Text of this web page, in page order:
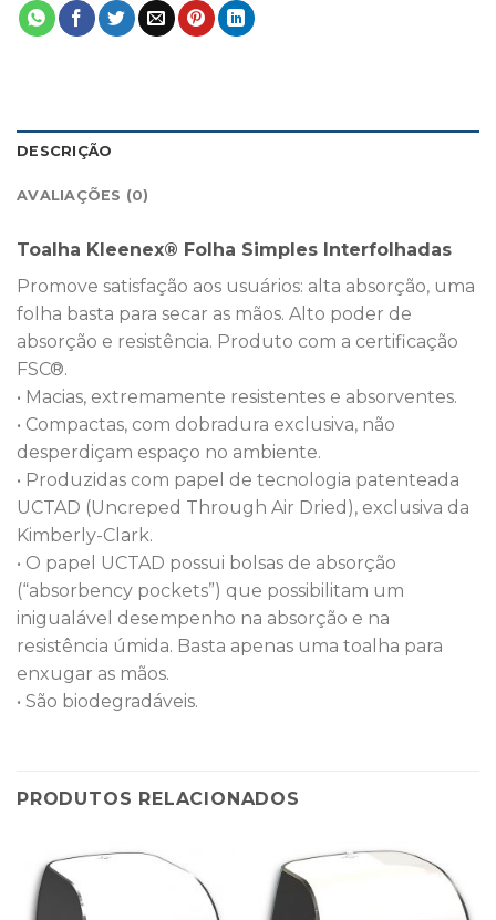
DESCRIÇÃO
AVALIAÇÕES (0)
Toalha Kleenex® Folha Simples Interfolhadas
Promove satisfação aos usuários: alta absorção, uma
folha basta para secar as mãos. Alto poder de
absorção e resistência. Produto com a certificação
FSC®.
• Macias, extremamente resistentes e absorventes.
• Compactas, com dobradura exclusiva, não
desperdiçam espaço no ambiente.
• Produzidas com papel de tecnologia patenteada
UCTAD (Uncreped Through Air Dried), exclusiva da
Kimberly-Clark.
• O papel UCTAD possui bolsas de absorção
(“absorbency pockets”) que possibilitam um
inigualável desempenho na absorção e na
resistência úmida. Basta apenas uma toalha para
enxugar as mãos.
• São biodegradáveis.
PRODUTOS RELACIONADOS